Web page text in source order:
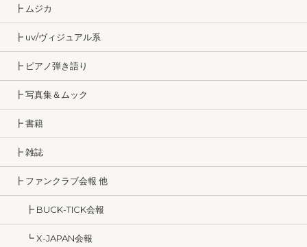
┣ ムジカ
┣ uv/ヴィジュアル系
┣ ピアノ弾き語り
┣ 写真集＆ムック
┣ 書籍
┣ 雑誌
┣ ファンクラブ会報 他
┣ BUCK-TICK会報
┗ X-JAPAN会報